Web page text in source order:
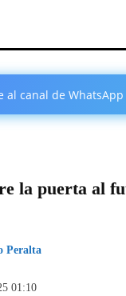
al canal de WhatsApp
la puerta al
Peralta
01:10